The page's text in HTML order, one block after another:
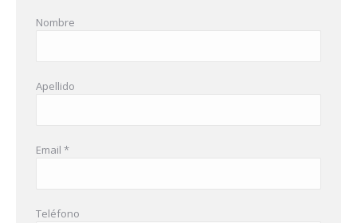
Nombre
Apellido
Email *
Teléfono